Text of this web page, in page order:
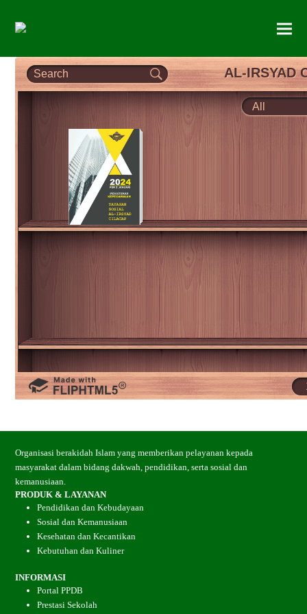
Organisasi berakidah Islam yang memberikan pelayanan kepada
masyarakat dalam bidang dakwah, pendidikan, serta sosial dan
kemanusiaan.
PRODUK & LAYANAN
Pendidikan dan Kebudayaan
Sosial dan Kemanusiaan
Kesehatan dan Kecantikan
Kebutuhan dan Kuliner
INFORMASI
Portal PPDB
Prestasi Sekolah